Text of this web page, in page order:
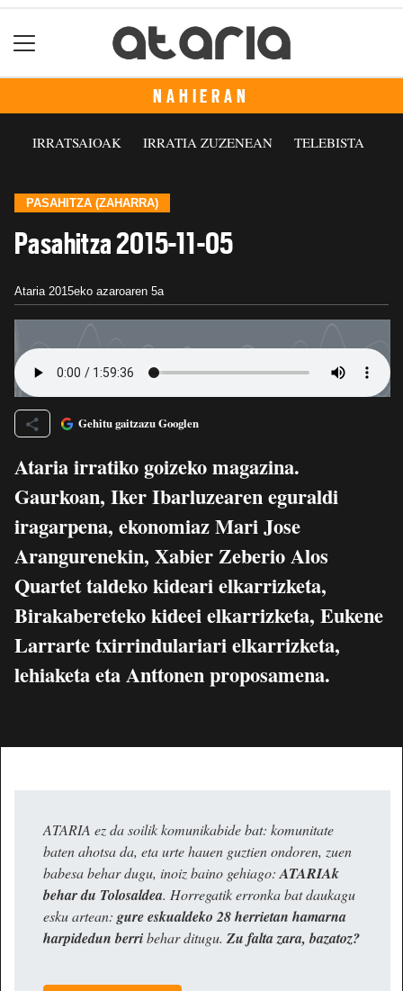
NAHIERAN
IRRATSAIOAK IRRATIA ZUZENEAN TELEBISTA
PASAHITZA (ZAHARRA)
Pasahitza 2015-11-05
Ataria 2015eko azaroaren 5a
Gehitu gaitzazu Googlen
Ataria irratiko goizeko magazina.
Gaurkoan, Iker Ibarluzearen eguraldi
iragarpena, ekonomiaz Mari Jose
Arangurenekin, Xabier Zeberio Alos
Quartet taldeko kideari elkarrizketa,
Birakabereteko kideei elkarrizketa, Eukene
Larrarte txirrindulariari elkarrizketa,
lehiaketa eta Anttonen proposamena.
ATARIA ez da soilik komunikabide bat: komunitate
baten ahotsa da, eta urte hauen guztien ondoren, zuen
babesa behar dugu, inoiz baino gehiago:ATARIAk
behar du Tolosaldea. Horregatik erronka bat daukagu
esku artean: gure eskualdeko 28 herrietan hamarna
harpidedun berribehar ditugu. Zu falta zara, bazatoz?